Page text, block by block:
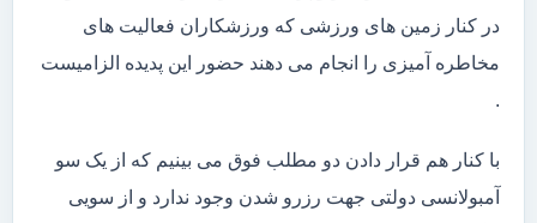
در کنار زمین های ورزشی که ورزشکاران فعالیت های
مخاطره آمیزی را انجام می دهند حضور این پدیده الزامیست
.
با کنار هم قرار دادن دو مطلب فوق می بینیم که از یک سو
آمبولانسی دولتی جهت رزرو شدن وجود ندارد و از سویی